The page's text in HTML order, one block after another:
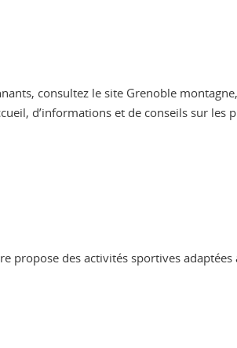
consultez le site Grenoble
d’informations et de conseils sur
propose des activités sportives